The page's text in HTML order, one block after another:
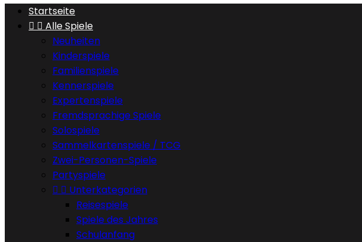
Startseite
  Alle Spiele
Neuheiten
Kinderspiele
Familienspiele
Kennerspiele
Expertenspiele
Fremdsprachige Spiele
Solospiele
Sammelkartenspiele / TCG
Zwei-Personen-Spiele
Partyspiele
  Unterkategorien
Reisespiele
Spiele des Jahres
Schulanfang